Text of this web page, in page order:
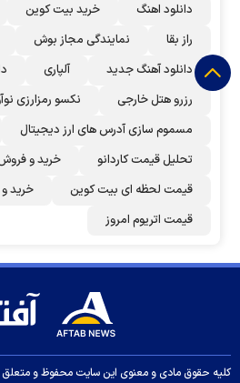
دانلود اهنگ خرید بیت کوین
راز بقا
نمایندگی مجاز بوش
دانلود آهنگ جدید
آلپاری
رزرو هتل خارجی
نکسو رمزارزی
مسموم سازی آدرس های ارز دیجیتال
تحلیل قیمت کاردانو
خرید و
قیمت لحظه ای بیت کوین
خرید
قیمت اتریوم امروز
کلیه حقوق مادی و معنوی این سایت محفوظ و متعلق